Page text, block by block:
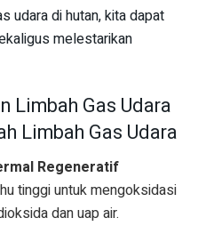
udara di hutan, kita dapat
melestarikan
Limbah Gas Udara
Limbah Gas Udara
Regeneratif
tinggi untuk mengoksidasi
dan uap air.